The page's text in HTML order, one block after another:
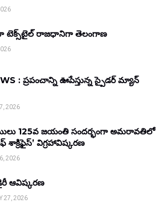
టెక్స్‌టైల్ రాజధానిగా తెలంగాణ
: ప్రపంచాన్ని ఊపేస్తున్న స్పైడర్ మ్యాన్
2026
125వ జయంతి సందర్భంగా అమరావతిలో
శాక్రిఫైస్’ విగ్రహావిష్కరణ
2026
ఆవిష్కరణ
27, 2026